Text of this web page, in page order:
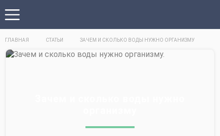
ГЛАВНАЯ СТАТЬИ ЗАЧЕМ И СКОЛЬКО ВОДЫ НУЖНО ОРГАНИЗМУ